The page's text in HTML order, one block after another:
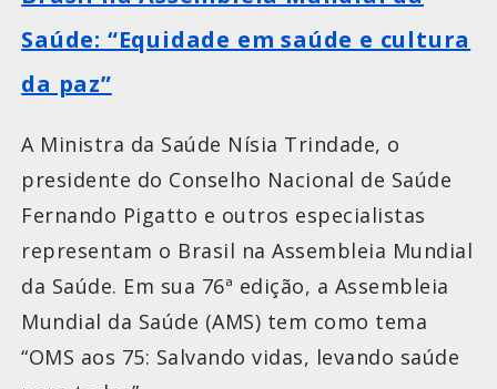
Saúde: “Equidade em saúde e cultura
da paz”
A Ministra da Saúde Nísia Trindade, o
presidente do Conselho Nacional de Saúde
Fernando Pigatto e outros especialistas
representam o Brasil na Assembleia Mundial
da Saúde. Em sua 76ª edição, a Assembleia
Mundial da Saúde (AMS) tem como tema
“OMS aos 75: Salvando vidas, levando saúde